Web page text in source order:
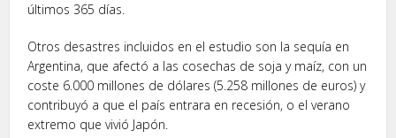
últimos 365 días.
Otros desastres incluidos en el estudio son la sequía en
Argentina, que afectó a las cosechas de soja y maíz, con un
coste 6.000 millones de dólares (5.258 millones de euros) y
contribuyó a que el país entrara en recesión, o el verano
extremo que vivió Japón.